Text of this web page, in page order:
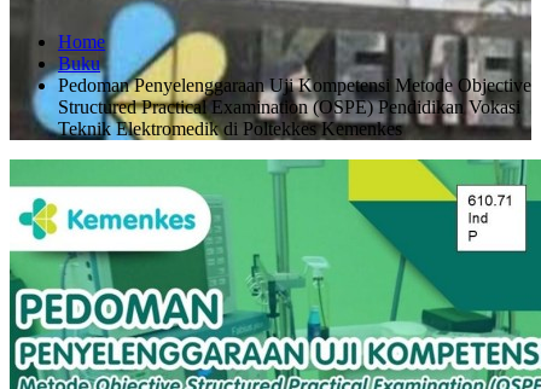
Home
Buku
Pedoman Penyelenggaraan Uji Kompetensi Metode Objective
Structured Practical Examination (OSPE) Pendidikan Vokasi
Teknik Elektromedik di Poltekkes Kemenkes